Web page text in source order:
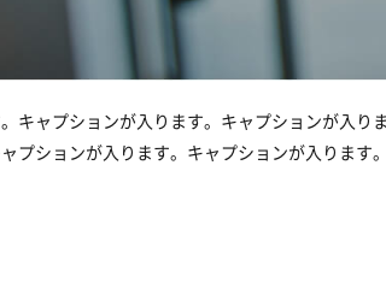
キャプションが入ります。キャプションが入
プションが入ります。キャプションが入ります